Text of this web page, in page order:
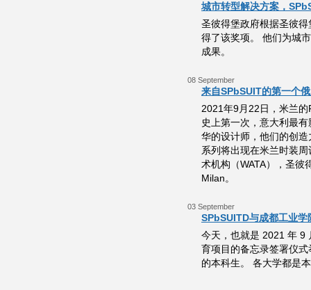
城市转型解决方案，
圣彼得堡政府根据圣彼
得了该奖项。 他们为城
成果。
08 September
来自SPbSUIT的第一个
2021年9月22日，米兰
史上第一次，意大利最
华的设计师，他们的创
系列将出现在米兰时装
术机构（WATA），圣彼
Milan。
03 September
SPbSUITD与成都工业
今天，也就是 2021 年 9
育项目的备忘录签署仪
的本科生。 各大学都是